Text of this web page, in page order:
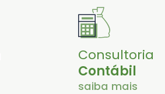
Consultoria
Contábil
saiba mais